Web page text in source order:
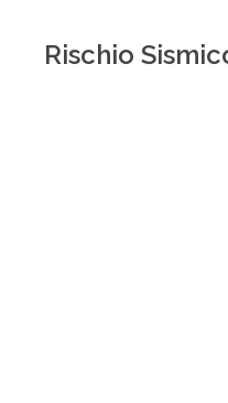
Rischio